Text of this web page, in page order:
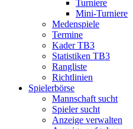
Turniere
Mini-Turniere
Medenspiele
Termine
Kader TB3
Statistiken TB3
Rangliste
Richtlinien
Spielerbörse
Mannschaft sucht
Spieler sucht
Anzeige verwalten